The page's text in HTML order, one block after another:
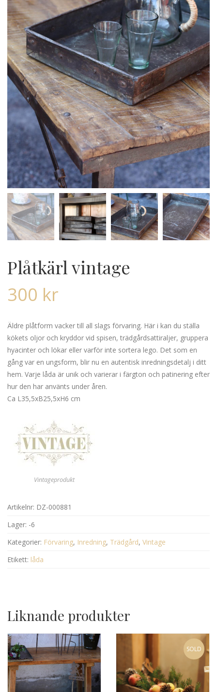
Plåtkärl vintage
300 kr
Äldre plåtform vacker till all slags förvaring. Här i kan du ställa
kökets oljor och kryddor vid spisen, trädgårdsattiraljer, gruppera
hyacinter och lökar eller varför inte sortera lego. Det som en
gång var en ungsform, blir nu en autentisk inredningsdetalj i ditt
hem. Varje låda är unik och varierar i färgton och patinering efter
hur den har använts under åren.
Ca L35,5xB25,5xH6 cm
Vintageprodukt
Artikelnr: DZ-000881
Lager: -6
Kategorier: Förvaring, Inredning, Trädgård, Vintage
Etikett: låda
Liknande produkter
SOLD